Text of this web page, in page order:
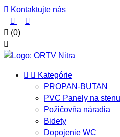
 Kontaktujte nás


 (0)

  Kategórie
PROPAN-BUTAN
PVC Panely na stenu
Požičovňa náradia
Bidety
Dopojenie WC